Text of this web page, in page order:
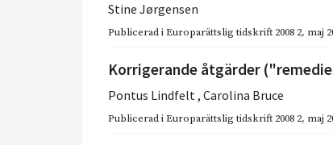
Stine Jørgensen
Publicerad iEuroparättslig tidskrift 2008 2, maj
Korrigerande åtgärder
Pontus Lindfelt, Carolina Bruce
Publicerad iEuroparättslig tidskrift 2008 2, maj